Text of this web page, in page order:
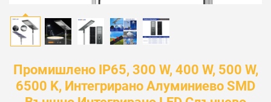
Промишлено IP65, 300 W, 400 W, 500 W,
6500 K, Интегрирано Алуминиево SMD